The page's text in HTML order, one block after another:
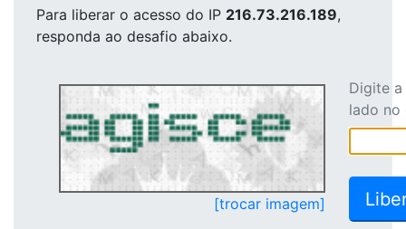
Para liberar o acesso do IP 216.73.216.189,
responda ao desafio abaixo.
[trocar imagem]
Digite
lado no